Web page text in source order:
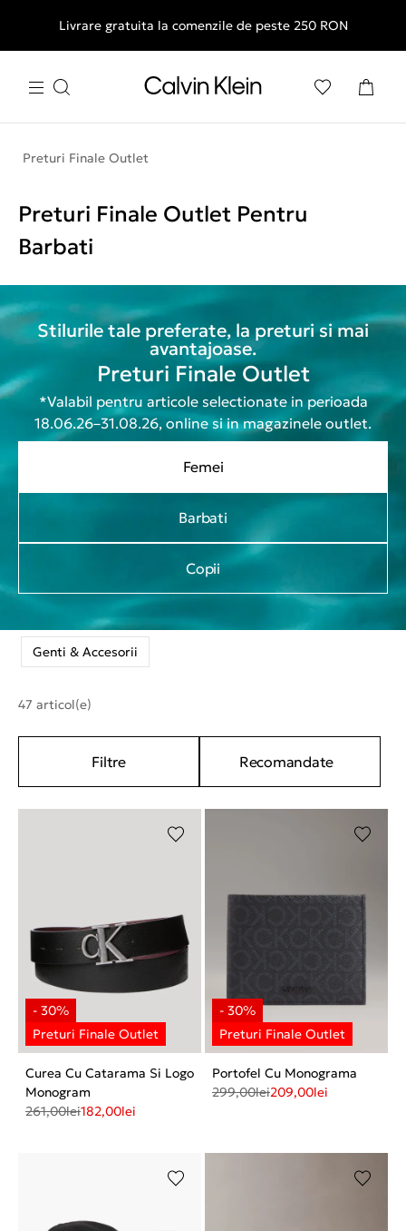
Livrare gratuita la comenzile de peste 250 RON
Preturi Finale Outlet
Preturi Finale Outlet Pentru
Barbati
Stilurile tale preferate, la preturi si mai
avantajoase.
Preturi Finale Outlet
*Valabil pentru articole selectionate in perioada
18.06.26–31.08.26, online si in magazinele outlet.
Femei
Barbati
Copii
Genti & Accesorii
47 articol(e)
Filtre Recomandate
Curea Cu Catarama Si Logo
Monogram
261,00lei182,00lei
Portofel Cu Monograma
299,00lei209,00lei